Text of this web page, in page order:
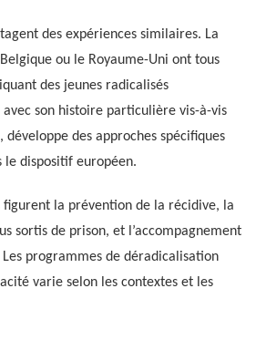
des expériences similaires. La
ou le Royaume-Uni ont tous
des jeunes radicalisés
avec son histoire particulière vis-à-vis
des approches spécifiques
le dispositif européen.
figurent la prévention de la récidive, la
sortis de prison, et l’accompagnement
programmes de déradicalisation
varie selon les contextes et les